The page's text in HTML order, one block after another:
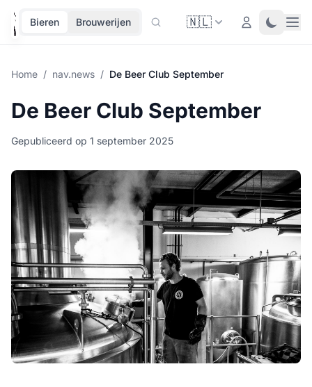
Bieren Brouwerijen 🇳🇱 Login Toggle
Home / nav.news / De Beer Club September
De Beer Club September
Gepubliceerd op 1 september 2025